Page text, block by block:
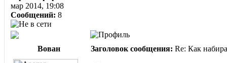
мар 2014, 19:08
Сообщений: 8
Вован Заголовок сообщения: Re: Как